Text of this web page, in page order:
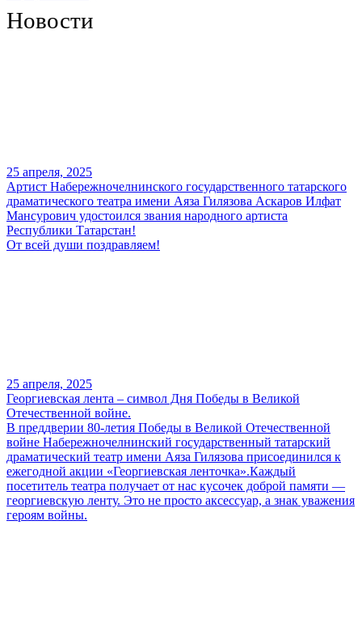
Новости
25 апреля, 2025
Артист Набережночелнинского государственного татарского
драматического театра имени Аяза Гилязова Аскаров Илфат
Мансурович удостоился звания народного артиста
Республики Татарстан!
От всей души поздравляем!
25 апреля, 2025
Георгиевская лента – символ Дня Победы в Великой
Отечественной войне.
В преддверии 80-летия Победы в Великой Отечественной
войне Набережночелнинский государственный татарский
драматический театр имени Аяза Гилязова присоединился к
ежегодной акции «Георгиевская ленточка».Каждый
посетитель театра получает от нас кусочек доброй памяти —
георгиевскую ленту. Это не просто аксессуар, а знак уважения
героям войны.